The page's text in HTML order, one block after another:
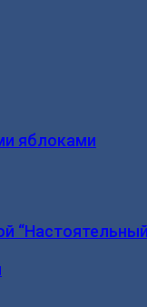
яблоками